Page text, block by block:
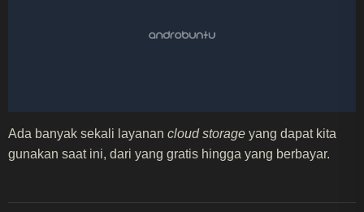
Ada banyak sekali layanan cloud storage yang dapat kita
gunakan saat ini, dari yang gratis hingga yang berbayar.